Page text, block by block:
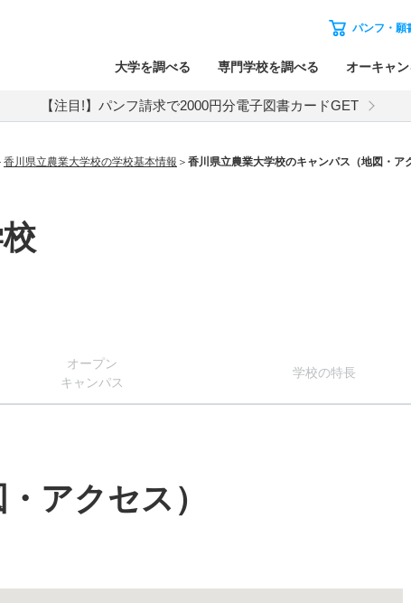
パンフ・願
大学を調べる 専門学校を調べる オーキャ
【注目!】パンフ請求で2000円分電子図書カードGET
香川県立農業大学校の学校基本情報 香川県立農業大学校のキャンパス（地図・ア
オープン
キャンパス
学校の特長
アクセス）